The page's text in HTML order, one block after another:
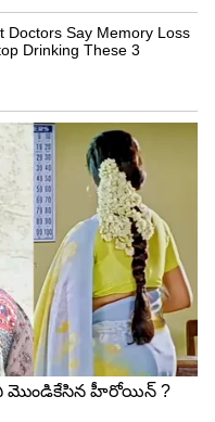
ఉండవా?
"డినేచర్డ్ ఎథనాల్"
ప్రత్యేక రసాయనాలు
ఉండదు. అలాగే
లక్షణాలు కూడా కలిగి